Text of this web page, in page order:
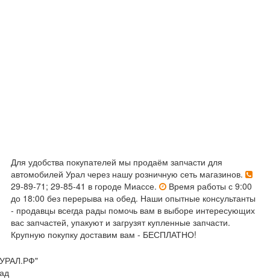
Для удобства покупателей мы продаём запчасти для
автомобилей Урал через нашу розничную сеть магазинов.
29-89-71; 29-85-41 в городе Миассе.
Время работы с 9:00
до 18:00 без перерыва на обед. Наши опытные консультанты
- продавцы всегда рады помочь вам в выборе интересующих
вас запчастей, упакуют и загрузят купленные запчасти.
Крупную покупку доставим вам - БЕСПЛАТНО!